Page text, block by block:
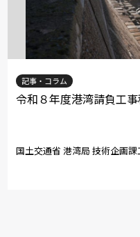
記事・コラム
令和８年度港湾請負工
国土交通省 港湾局 技術企画